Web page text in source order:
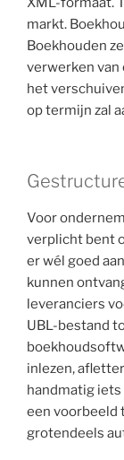
markt.
Boekhouden
verwerken van
het
op termijn zal
Voor
verplicht bent
er wél goed
kunnen
leveranciers
UBL-bestand
inlezen,
handmatig iets
een voorbeeld
grotendeels